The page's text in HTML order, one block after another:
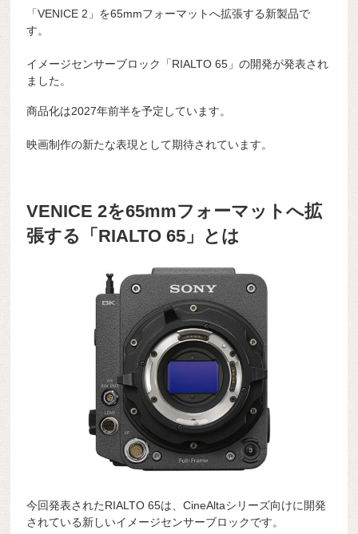
「VENICE 2」を65mmフォーマットへ拡張する新製品で
す。
イメージセンサーブロック「RIALTO 65」の開発が発表され
ました。
商品化は2027年前半を予定しています。
映画制作の新たな表現として期待されています。
VENICE 2を65mmフォーマットへ拡
張する「RIALTO 65」とは
今回発表されたRIALTO 65は、CineAltaシリーズ向けに開発
されている新しいイメージセンサーブロックです。